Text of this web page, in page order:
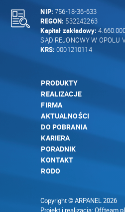
NIP: 756-18-36-633
REGON: 532242263
Kapitał zakładowy:
SĄD REJONOWY W OPOLU
KRS: 0001210114
PRODUKTY
REALIZACJE
FIRMA
AKTUALNOŚCI
DO POBRANIA
KARIERA
PORADNIK
KONTAKT
RODO
Copyright © ARPANEL 2026
Projekt i realizacja:Offteam.pl